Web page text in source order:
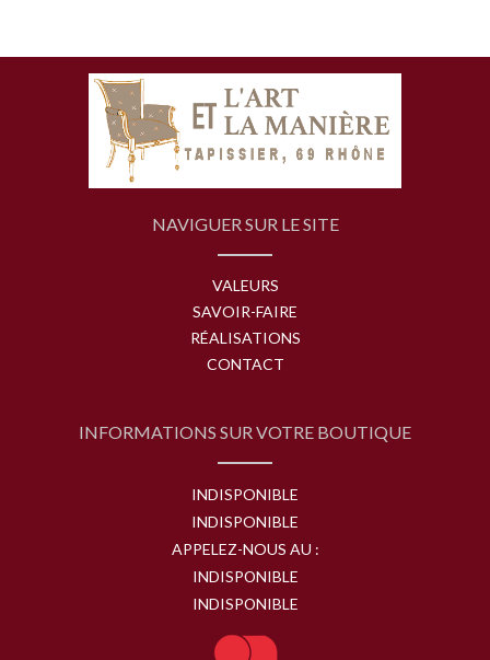
NAVIGUER SUR LE SITE
VALEURS
SAVOIR-FAIRE
RÉALISATIONS
CONTACT
INFORMATIONS SUR VOTRE BOUTIQUE
INDISPONIBLE
INDISPONIBLE
APPELEZ-NOUS AU :
INDISPONIBLE
INDISPONIBLE